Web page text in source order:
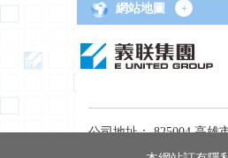
網站地圖 +
公司地址： 825004 高雄
電 話： +886-7-